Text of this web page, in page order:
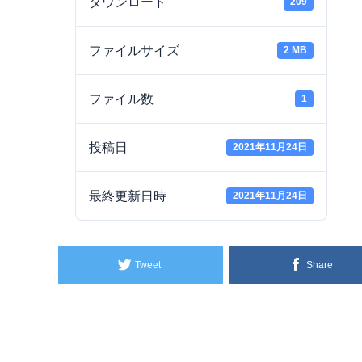
ファイルサイズ 2 MB
ファイル数 1
投稿日 2021年11月24日
最終更新日時 2021年11月24日
Tweet Share